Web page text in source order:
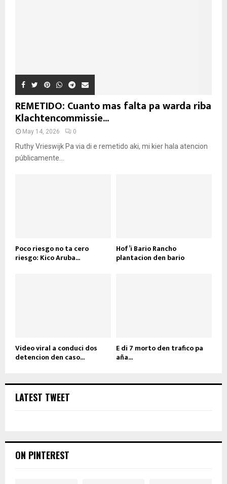
REMETIDO: Cuanto mas falta pa warda riba
Klachtencommissie...
May 14, 2026 0
Ruthy Vrieswijk Pa via di e remetido aki, mi kier hala atencion
públicamente...
Poco riesgo no ta cero
riesgo: Kico Aruba...
Hof’i Bario Rancho
plantacion den bario
Video viral a conduci dos
detencion den caso...
E di 7 morto den trafico pa
aña...
LATEST TWEET
ON PINTEREST